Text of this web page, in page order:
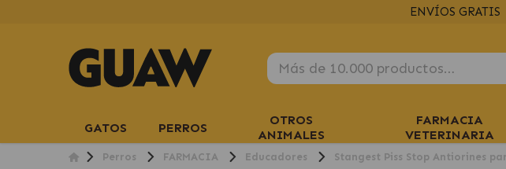
ENVÍOS GRATIS
GATOS PERROS
OTROS
ANIMALES
FARMACIA
VETERINARIA
Perros FARMACIA Educadores Stangest Piss Stop Antiorines